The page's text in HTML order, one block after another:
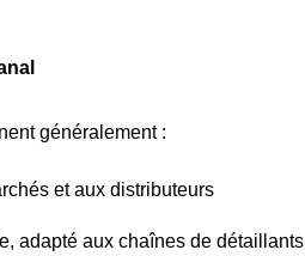
généralement :
et aux distributeurs
adapté aux chaînes de détaillants